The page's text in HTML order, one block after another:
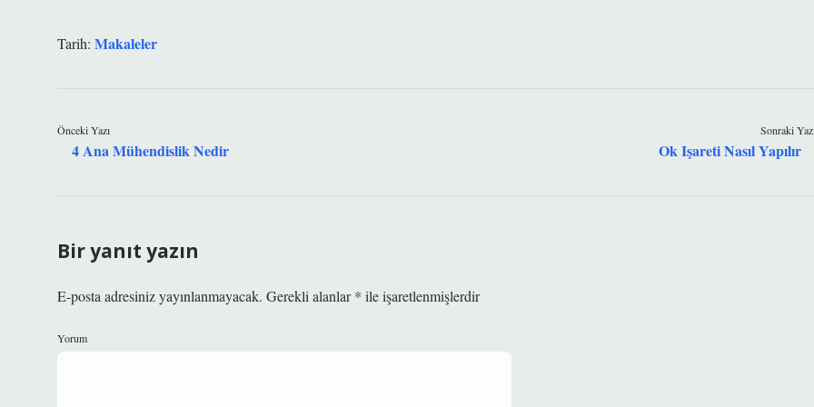
Tarih: Makaleler
Önceki Yazı
4 Ana Mühendislik Nedir
Sonraki
Ok Işareti Nasıl Yapılır
Bir yanıt yazın
E-posta adresiniz yayınlanmayacak. Gerekli alanlar* ile işaretlenmişlerdir
Yorum